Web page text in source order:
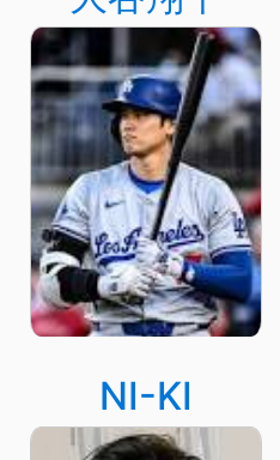
NI-KI